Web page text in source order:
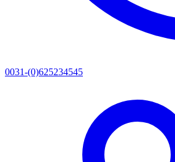
0031-(0)625234545